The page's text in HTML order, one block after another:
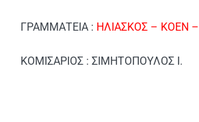
ΓΡΑΜΜΑΤΕΙΑ : ΗΛΙΑΣΚΟΣ – ΚΟΕΝ
ΚΟΜΙΣΑΡΙΟΣ : ΣΙΜΗΤΟΠΟΥΛΟΣ Ι.